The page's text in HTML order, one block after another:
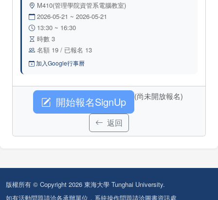
M410(管理學院資管系電腦教室)
2026-05-21 ~ 2026-05-21
13:30 ~ 16:30
時數 3
名額 19 / 已報名 13
加入Google行事曆
開始報名SignUp (尚未開放報名)
返回
版權所有 © Copyright 2026 東海大學 Tunghai University.
如有活動問題請洽各承辦單位，系統操作問題請洽圖書資訊處